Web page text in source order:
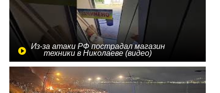
Из-за атаки РФ пострадал магазин
техники в Николаеве (видео)